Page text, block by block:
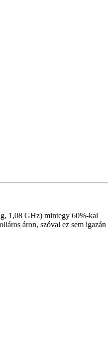
1,08 GHz) mintegy 60%-kal
áron, szóval ez sem igazán